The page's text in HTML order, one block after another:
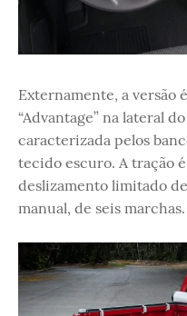
Externamente, a versão
“Advantage” na lateral
caracterizada pelos
tecido escuro. A tração
deslizamento limitado
manual, de seis marchas.